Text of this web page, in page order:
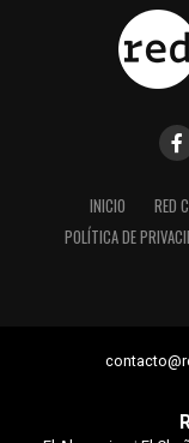
INICIO RED
POLÍTICA DE